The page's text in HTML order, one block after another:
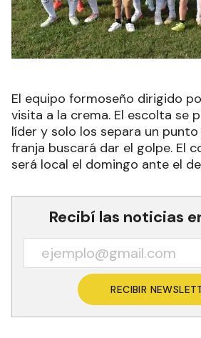
El equipo formoseño dirigido
visita a la crema. El escolta se
líder y solo los separa un
franja buscará dar el golpe. El
será local el domingo ante el
Recibí las noticias
RECIBIR